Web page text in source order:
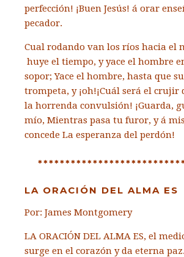
perfección! ¡Buen Jesús! á orar
pecador.
Cual rodando van los ríos hacia el
huye el tiempo, y yace el hombre e
sopor;Yace el hombre, hasta que
trompeta, y ¡oh!¡Cuál será el crujir
la horrenda convulsión! ¡Guarda,
mío, Mientras pasa tu furor, y á
concede La esperanza del perdón!
LA ORACIÓN DEL ALMA ES
Por: James Montgomery
LA ORACIÓN DEL ALMA ES, el
surge en el corazón y da eterna paz.